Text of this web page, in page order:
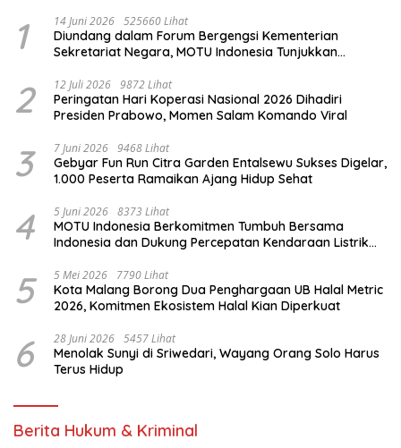
1 14 Juni 2026 525660 Lihat
Diundang dalam Forum Bergengsi Kementerian
Sekretariat Negara, MOTU Indonesia Tunjukkan
2 12 Juli 2026 9872 Lihat
Peringatan Hari Koperasi Nasional 2026 Dihadiri
Presiden Prabowo, Momen Salam Komando Viral
3 7 Juni 2026 9468 Lihat
Gebyar Fun Run Citra Garden Entalsewu Sukses Digelar,
1.000 Peserta Ramaikan Ajang Hidup Sehat
4 5 Juni 2026 8373 Lihat
MOTU Indonesia Berkomitmen Tumbuh Bersama
Indonesia dan Dukung Percepatan Kendaraan Listrik
5 5 Mei 2026 7790 Lihat
Kota Malang Borong Dua Penghargaan UB Halal Metric
2026, Komitmen Ekosistem Halal Kian Diperkuat
6 28 Juni 2026 5457 Lihat
Menolak Sunyi di Sriwedari, Wayang Orang Solo Harus
Terus Hidup
Berita Hukum & Kriminal